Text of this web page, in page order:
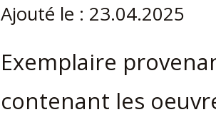
Ajouté le : 23.04.2025
Exemplaire
contenant les